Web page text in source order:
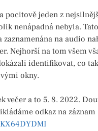
pocitově jeden z
nenápadná nebyla.
na audio
Nejhorší na tom všem
identifikovat, co
okny.
večer a to 5. 8. 2022.
odkaz na